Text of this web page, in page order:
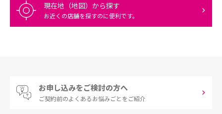
現在地（地図）から探す
お近くの店舗を探すのに便利です。
お申し込みをご検討の方へ
ご契約前のよくあるお悩みごとをご紹介